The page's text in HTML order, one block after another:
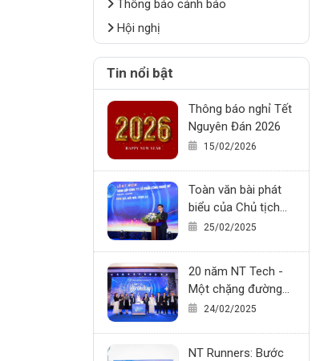
Thông báo cảnh báo
Hội nghị
Tin nổi bật
Thông báo nghỉ Tết
Nguyên Đán 2026
15/02/2026
Toàn văn bài phát
biểu của Chủ tịch
HĐQT – Giám đốc
sự kiện Kỷ niệm 20
năm thành lập công
ty (24/02/2005 –
24/02/2025)
25/02/2025
20 năm NT Tech -
Một chặng đường
đầy tự hào
24/02/2025
NT Runners: Bước